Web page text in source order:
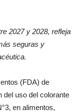
2027 y 2028, refleja
seguras y
(FDA) de
del uso del colorante
en alimentos,